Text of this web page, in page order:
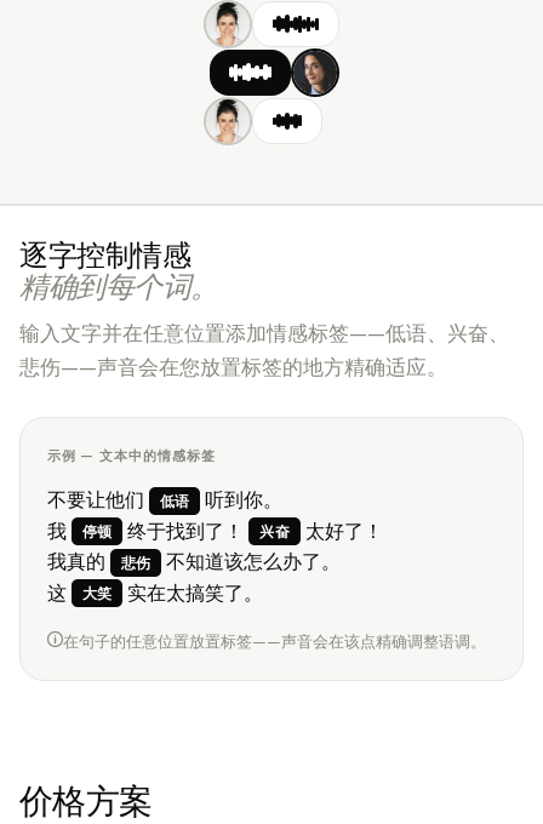
逐字控制情感
精确到每个词。
输入文字并在任意位置添加情感标签——低语、兴奋、
悲伤——声音会在您放置标签的地方精确适应。
示例 — 文本中的情感标签
不要让他们 低语
听到你。
我
停顿 终于找到了！ 兴奋 太好了！
我真的
悲伤
不知道该怎么办了。
这
大笑 实在太搞笑了。
在句子的任意位置放置标签——声音会在该点精确调整语调。
价格方案